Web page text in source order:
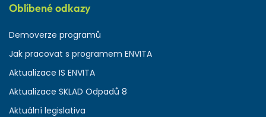
Oblíbené odkazy
Demoverze programů
Jak pracovat s programem ENVITA
Aktualizace IS ENVITA
Aktualizace SKLAD Odpadů 8
Aktuální legislativa